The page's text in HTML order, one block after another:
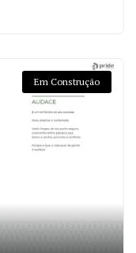
Em Construção